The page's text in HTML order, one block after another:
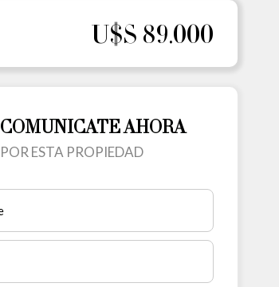
U$S 89.000
COMUNICATE AHORA
POR ESTA PROPIEDAD